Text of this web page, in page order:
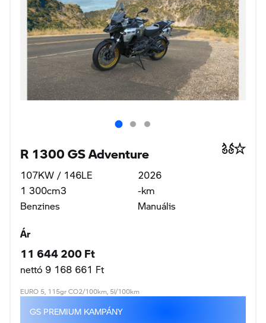
R 1300 GS Adventure
107KW / 146LE
1 300cm3
Benzines
2026
-km
Manuális
Ár
11 644 200 Ft
nettó 9 168 661 Ft
EURO 5, 115gr CO2/100km, 5l/100km
GS PREMIUM KAMPÁNY